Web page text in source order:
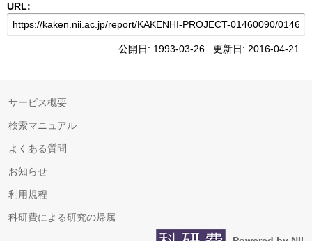
URL:
公開日: 1993-03-26 更新日: 2016-04-21
サービス概要
検索マニュアル
よくある質問
お知らせ
利用規程
科研費による研究の帰属